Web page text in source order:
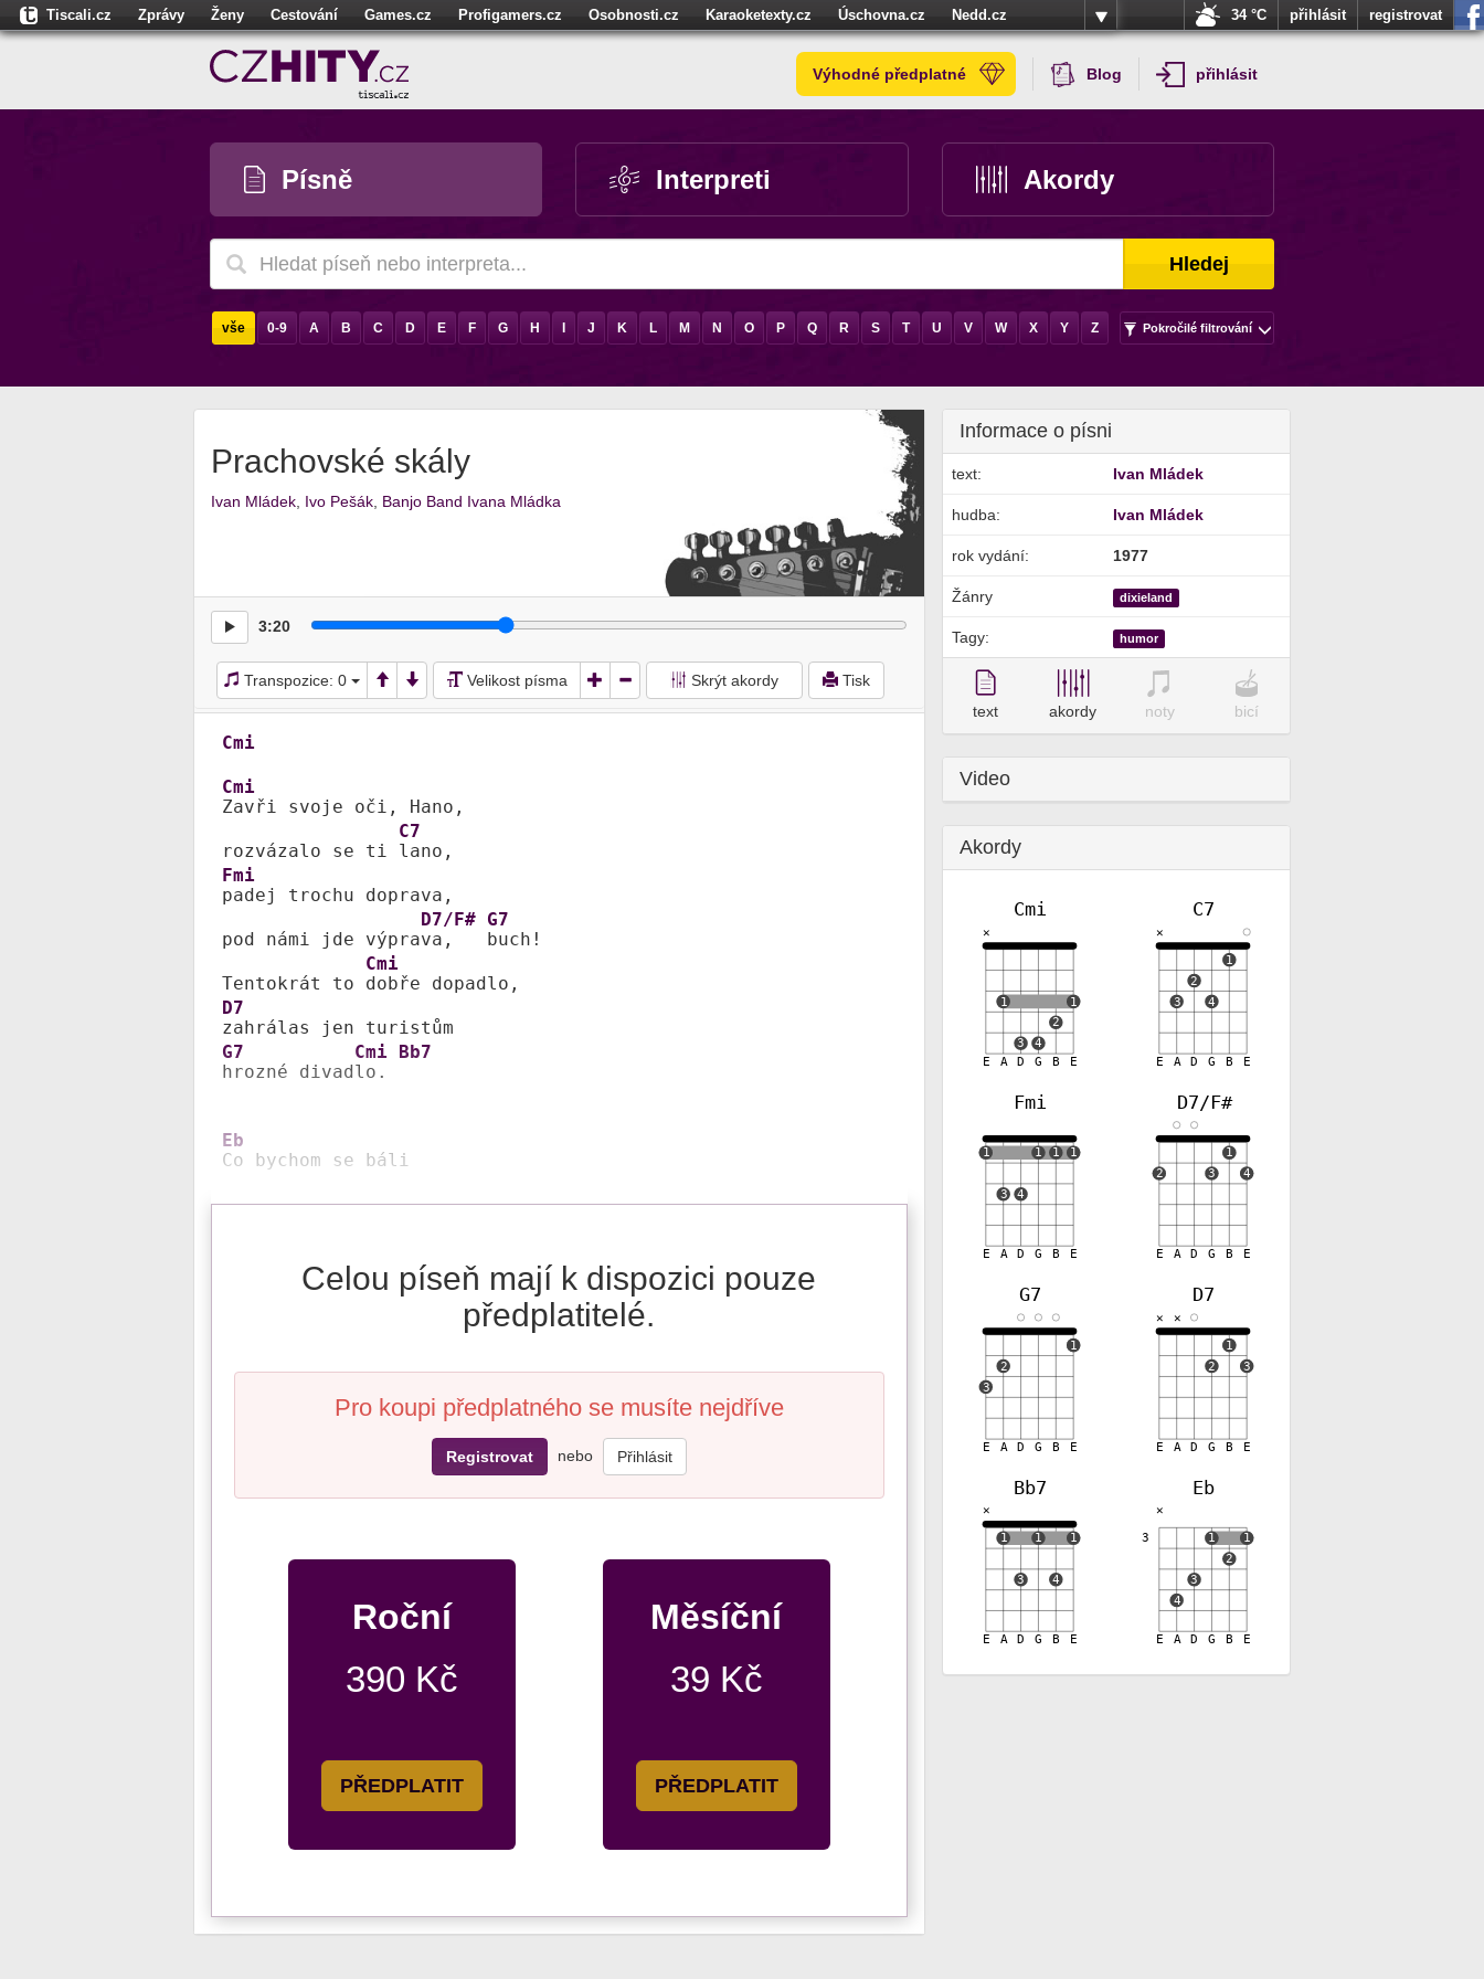
Tiscali.cz Zprávy Ženy Cestování Games.cz Profigamers.cz Osobnosti.cz Karaoketexty.cz Úschovna.cz
Nedd.cz
Sport Dokina.cz CZhity.cz
34 °C přihlásit registrovat
Výhodné předplatné Blog přihlásit
Písně Interpreti Akordy
Hledej
vše 0-9 A B C D E F G H J K L M N O P Q R S T U V W X Y Z Pokročilé filtrování
Prachovské skály
Ivan Mládek Ivo Pešák Banjo Band Ivana Mládka
3:20
Transpozice: 0 Velikost písma Skrýt akordy Tisk
Cmi
Cmi
Zavři svoje oči, Hano,
rozvázalo se ti
C7
Fmi
padej trochu doprava,
pod námi jde výpra
D7/F#
va,
G7
buch!
Tentokrát to
Cmi
D7
G7
hrozné divad
Cmi
lo.
Bb7
Eb
Co bychom se báli
Celou píseň mají k dispozici pouze
předplatitelé.
Pro koupi předplatného se musíte nejdříve
Registrovat nebo Přihlásit
Roční
390 Kč
PŘEDPLATIT
Měsíční
39 Kč
PŘEDPLATIT
Informace o písni
text: Ivan Mládek
hudba: Ivan Mládek
rok vydání: 1977
Žánry dixieland
Tagy: humor
text akordy noty bicí
Video
Akordy
Cmi
E A D G B E
✕
1
3 4
2
1
C7
E A D G B E
✕
3
2
4
1
Fmi
E A D G B E
1
3 4
1 1 1
D7/F#
E A D G B E
2 3
1
4
G7
E A D G B E
3
2
1
D7
E A D G B E
✕ ✕
2
1
3
Bb7
E A D G B E
✕
1
3
1
4
1
Eb
3
E A D G B E
✕
4
3
1
2
1